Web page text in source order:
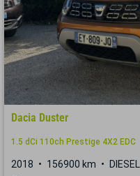
Dacia Duster
1.5 dCi 110ch Prestige 4X2 EDC
2018 156900 km DIESEL